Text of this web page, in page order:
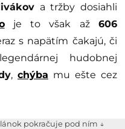
a tržby dosiahli
je to však až606
s napätím čakajú, či
hudobnej
, chýba mu ešte cez
pokračuje pod ním ↓